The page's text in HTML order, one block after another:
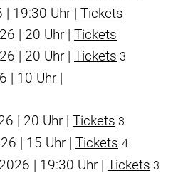
19:30 Uhr | Tickets
| 20 Uhr | Tickets
| 20 Uhr | Tickets 3
| 10 Uhr |
| 20 Uhr | Tickets 3
| 15 Uhr | Tickets 4
| 19:30 Uhr | Tickets 3